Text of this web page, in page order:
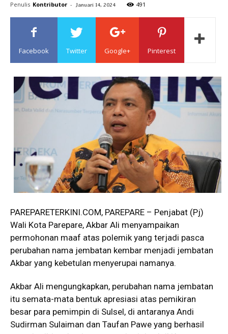
Sulawesi
Penulis Kontributor - Januari 14, 2024 491
Facebook Twitter Google+ Pinterest
PAREPARETERKINI.COM, PAREPARE – Penjabat (Pj)
Wali Kota Parepare, Akbar Ali menyampaikan
permohonan maaf atas polemik yang terjadi pasca
perubahan nama jembatan kembar menjadi jembatan
Akbar yang kebetulan menyerupai namanya.
Akbar Ali mengungkapkan, perubahan nama jembatan
itu semata-mata bentuk apresiasi atas pemikiran
besar para pemimpin di Sulsel, di antaranya Andi
Sudirman Sulaiman dan Taufan Pawe yang berhasil